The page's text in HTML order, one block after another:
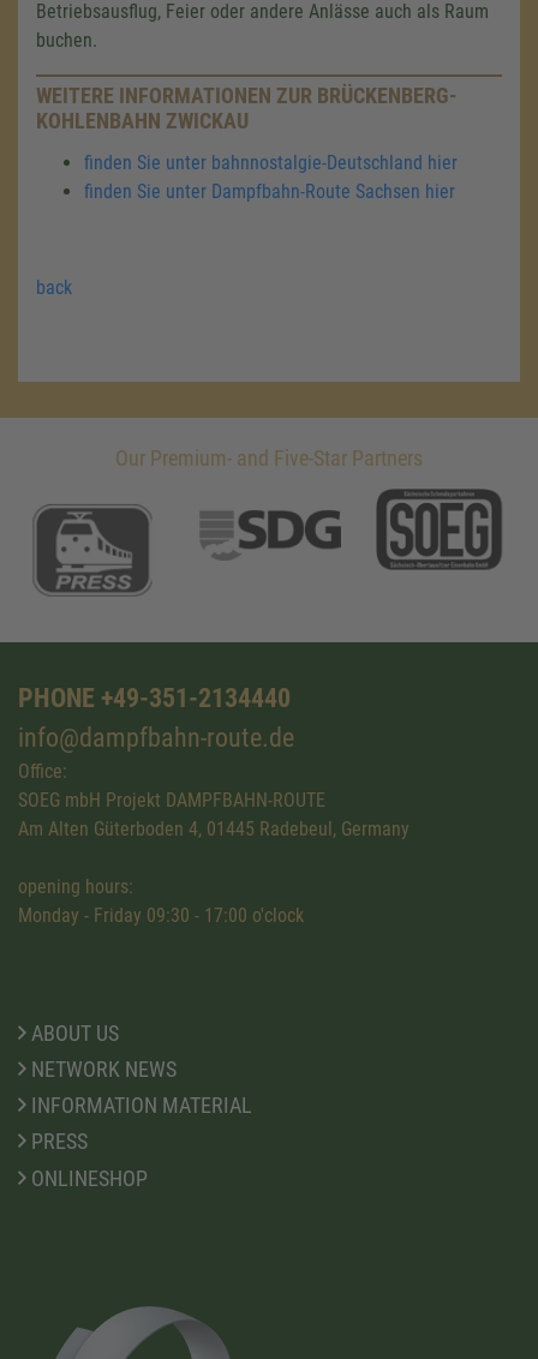
Betriebsausflug, Feier oder andere Anlässe auch als Raum
buchen.
WEITERE INFORMATIONEN ZUR BRÜCKENBERG-
KOHLENBAHN ZWICKAU
finden Sie unter bahnnostalgie-Deutschland hier
finden Sie unter Dampfbahn-Route Sachsen hier
back
Our Premium- and Five-Star Partners
PHONE +49-351-2134440
info@dampfbahn-route.de
Office:
SOEG mbH Projekt DAMPFBAHN-ROUTE
Am Alten Güterboden 4, 01445 Radebeul, Germany
opening hours:
Monday - Friday 09:30 - 17:00 o'clock
ABOUT US
NETWORK NEWS
INFORMATION MATERIAL
PRESS
ONLINESHOP